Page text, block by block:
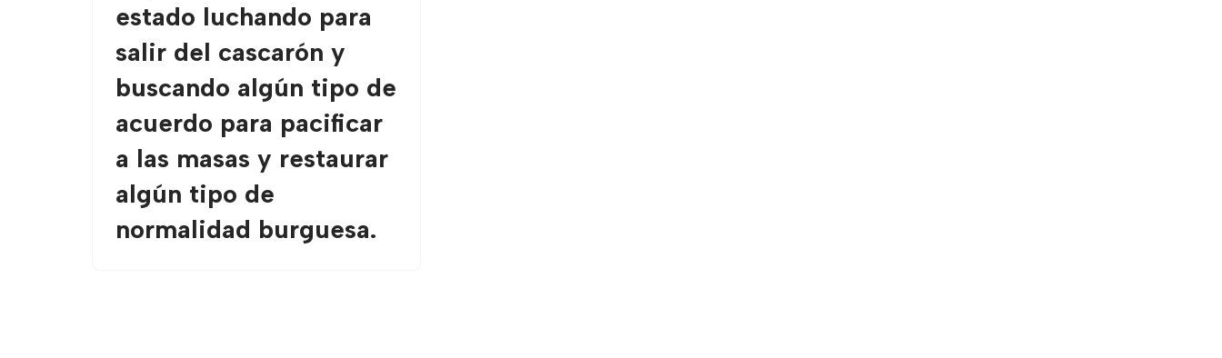
estado luchando para
salir del cascarón y
buscando algún tipo de
acuerdo para pacificar
a las masas y restaurar
algún tipo de
normalidad burguesa.